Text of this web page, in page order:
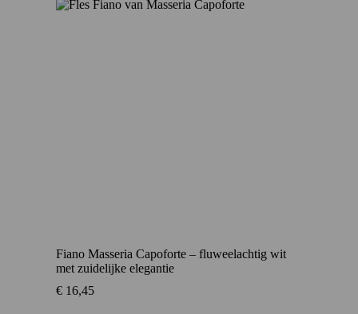
Fiano Masseria Capoforte – fluweelachtig wit
met zuidelijke elegantie
€ 16,45